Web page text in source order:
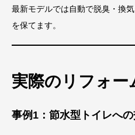
最新モデルでは自動で脱臭・換
を保てます。
実際のリフォー
事例1：節水型トイレへ